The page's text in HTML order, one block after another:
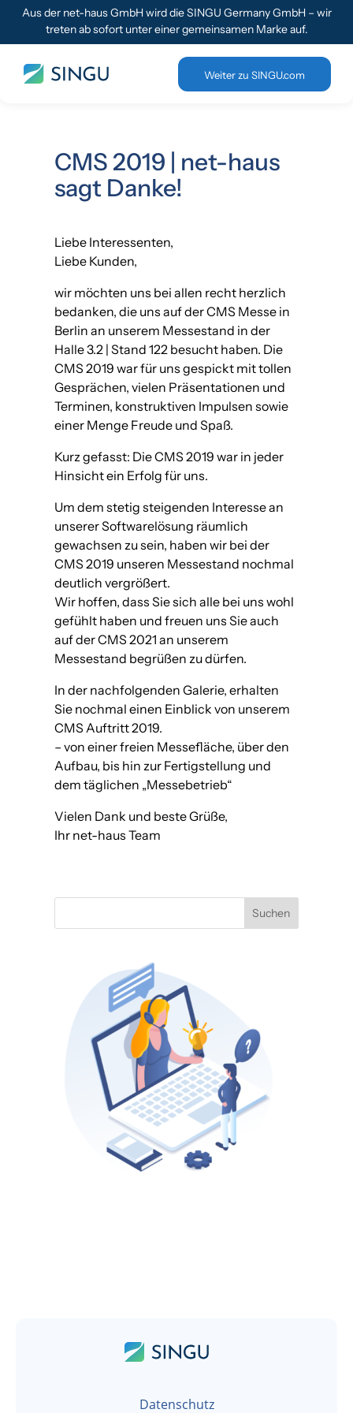
Aus der net-haus GmbH wird die SINGU Germany GmbH – wir
treten ab sofort unter einer gemeinsamen Marke auf.
Weiter zu SINGU.com
CMS 2019 | net-haus
sagt Danke!
Liebe Interessenten,
Liebe Kunden,
wir möchten uns bei allen recht herzlich
bedanken, die uns auf der CMS Messe in
Berlin an unserem Messestand in der
Halle 3.2 | Stand 122 besucht haben. Die
CMS 2019 war für uns gespickt mit tollen
Gesprächen, vielen Präsentationen und
Terminen, konstruktiven Impulsen sowie
einer Menge Freude und Spaß.
Kurz gefasst: Die CMS 2019 war in jeder
Hinsicht ein Erfolg für uns.
Um dem stetig steigenden Interesse an
unserer Softwarelösung räumlich
gewachsen zu sein, haben wir bei der
CMS 2019 unseren Messestand nochmal
deutlich vergrößert.
Wir hoffen, dass Sie sich alle bei uns wohl
gefühlt haben und freuen uns Sie auch
auf der CMS 2021 an unserem
Messestand begrüßen zu dürfen.
In der nachfolgenden Galerie, erhalten
Sie nochmal einen Einblick von unserem
CMS Auftritt 2019.
– von einer freien Messefläche, über den
Aufbau, bis hin zur Fertigstellung und
dem täglichen „Messebetrieb“
Vielen Dank und beste Grüße,
Ihr net-haus Team
Datenschutz